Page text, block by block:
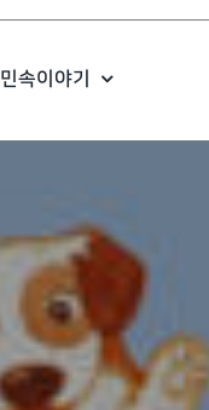
민속이야기